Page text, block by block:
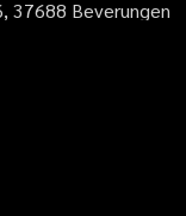
, 37688 Beverungen